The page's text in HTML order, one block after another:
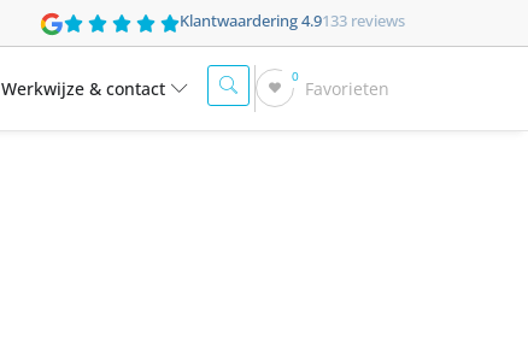
Klantwaardering 4.9133 reviews
Werkwijze & contact
0
Favorieten